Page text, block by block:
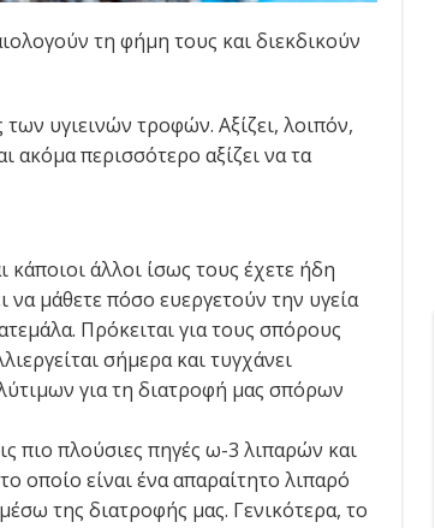
τη φήμη τους και διεκδικούν
υγιεινών τροφών. Αξίζει, λοιπόν,
περισσότερο αξίζει να τα
άλλοι ίσως τους έχετε ήδη
να μάθετε πόσο ευεργετούν την υγεία
Πρόκειται για τους σπόρους
σήμερα και τυγχάνει
για τη διατροφή μας σπόρων
πιο πλούσιες πηγές ω-3 λιπαρών και
οποίο είναι ένα απαραίτητο λιπαρό
της διατροφής μας. Γενικότερα, το